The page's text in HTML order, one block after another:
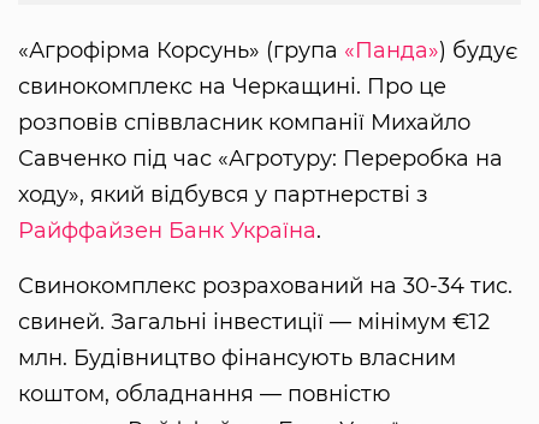
«Агрофірма Корсунь» (група «Панда») будує
свинокомплекс на Черкащині. Про це
розповів співвласник компанії Михайло
Савченко під час «Агротуру: Переробка на
ходу», який відбувся у партнерстві з
Райффайзен Банк Україна.
Свинокомплекс розрахований на 30-34 тис.
свиней. Загальні інвестиції — мінімум €12
млн. Будівництво фінансують власним
коштом, обладнання — повністю